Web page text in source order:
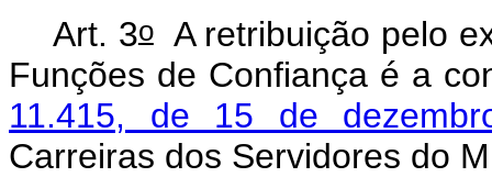
Art. 3oA retribuição pelo
Funções de Confiança é a
11.415, de 15 de
Carreiras dos Servidores do